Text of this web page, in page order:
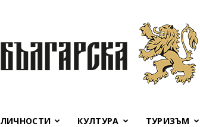
ЛИЧНОСТИ КУЛТУРА ТУРИЗЪМ